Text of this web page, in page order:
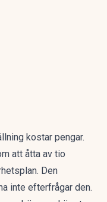
kostar pengar.
att åtta av tio
. Den
inte efterfrågar den.